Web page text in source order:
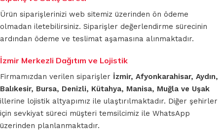
Ürün siparişlerinizi web sitemiz üzerinden ön ödeme
olmadan iletebilirsiniz. Siparişler değerlendirme sürecinin
ardından ödeme ve teslimat aşamasına alınmaktadır.
İzmir Merkezli Dağıtım ve Lojistik
Firmamızdan verilen siparişler İzmir, Afyonkarahisar, Aydın,
Balıkesir, Bursa, Denizli, Kütahya, Manisa, Muğla ve Uşak
illerine lojistik altyapımız ile ulaştırılmaktadır. Diğer şehirler
için sevkiyat süreci müşteri temsilcimiz ile WhatsApp
üzerinden planlanmaktadır.